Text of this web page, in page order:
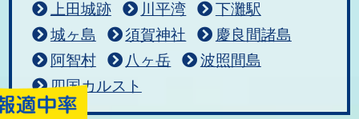
上田城跡
川平湾
下灘駅
城ヶ島
須賀神社
慶良間諸島
阿智村
八ヶ岳
波照間島
四国カルスト